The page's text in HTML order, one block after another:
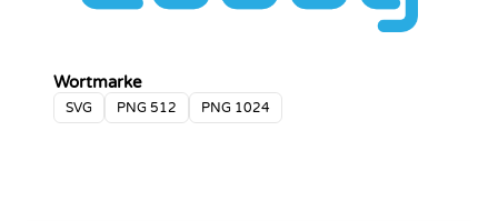
Wortmarke
SVG PNG 512 PNG 1024